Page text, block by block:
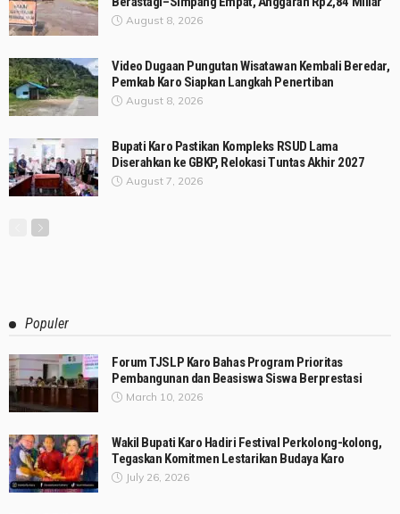
August 8, 2026
Video Dugaan Pungutan Wisatawan Kembali Beredar,
Pemkab Karo Siapkan Langkah Penertiban
August 8, 2026
Bupati Karo Pastikan Kompleks RSUD Lama
Diserahkan ke GBKP, Relokasi Tuntas Akhir 2027
August 7, 2026
Populer
Forum TJSLP Karo Bahas Program Prioritas
Pembangunan dan Beasiswa Siswa Berprestasi
March 10, 2026
Wakil Bupati Karo Hadiri Festival Perkolong-kolong,
Tegaskan Komitmen Lestarikan Budaya Karo
July 26, 2026